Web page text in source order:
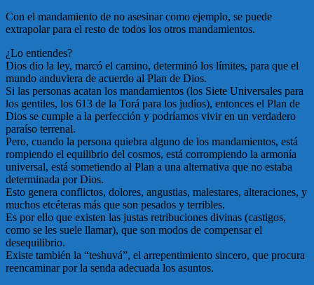
Con el mandamiento de no asesinar como ejemplo, se puede
extrapolar para el resto de todos los otros mandamientos.
¿Lo entiendes?
Dios dio la ley, marcó el camino, determinó los límites, para que el
mundo anduviera de acuerdo al Plan de Dios.
Si las personas acatan los mandamientos (los Siete Universales para
los gentiles, los 613 de la Torá para los judíos), entonces el Plan de
Dios se cumple a la perfección y podríamos vivir en un verdadero
paraíso terrenal.
Pero, cuando la persona quiebra alguno de los mandamientos, está
rompiendo el equilibrio del cosmos, está corrompiendo la armonía
universal, está sometiendo al Plan a una alternativa que no estaba
determinada por Dios.
Esto genera conflictos, dolores, angustias, malestares, alteraciones, y
muchos etcéteras más que son pesados y terribles.
Es por ello que existen las justas retribuciones divinas (castigos,
como se les suele llamar), que son modos de compensar el
desequilibrio.
Existe también la “teshuvá”, el arrepentimiento sincero, que procura
reencaminar por la senda adecuada los asuntos.